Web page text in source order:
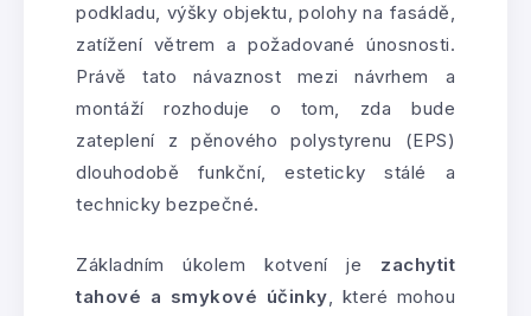
podkladu, výšky objektu, polohy na fasádě,
zatížení větrem a požadované únosnosti.
Právě tato návaznost mezi návrhem a
montáží rozhoduje o tom, zda bude
zateplení z pěnového polystyrenu (EPS)
dlouhodobě funkční, esteticky stálé a
technicky bezpečné.
Základním úkolem kotvení je zachytit
tahové a smykové účinky, které mohou